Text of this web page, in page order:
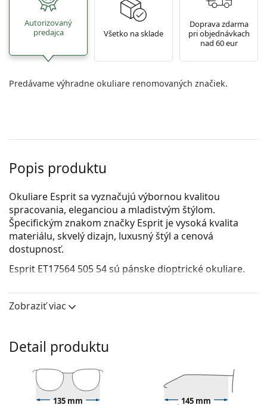
Autorizovaný
predajca
Všetko na sklade
Doprava zdarma
pri objednávkach
nad 60 eur
Predávame výhradne okuliare renomovaných značiek.
Popis produktu
Okuliare Esprit sa vyznačujú výbornou kvalitou
spracovania, eleganciou a mladistvým štýlom.
Špecifickým znakom značky Esprit je vysoká kvalita
materiálu, skvelý dizajn, luxusný štýl a cenová
dostupnosť.
Esprit ET17564 505 54sú pánske dioptrické okuliare.
funkcie virtuálnej skúšky.
Sivá farba rámov skvele ladí so studeným odtieňom
pleti a s ryšavými, sivými, bielymi alebo tmavými
blond vlasmi.
Obdĺžnikové rámy sú ideálnou voľbou, ak máte
oválny alebo okrúhly typ tváre.
Zobraziť viac
Detail produktu
135 mm 145 mm